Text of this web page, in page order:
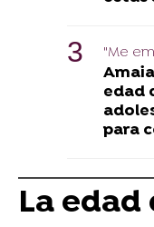
"Me
edad
para
La edad